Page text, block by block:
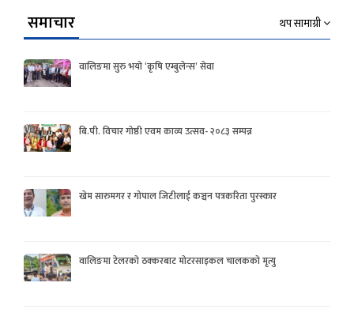
समाचार थप सामाग्री
वालिङमा सुरु भयो ‘कृषि एम्बुलेन्स’ सेवा
बि.पी. विचार गोष्ठी एवम काव्य उत्सव- २०८३ सम्पन्न
खेम सारुमगर र गोपाल जिटीलाई कञ्चन पत्रकरिता पुरस्कार
वालिङमा टेलरको ठक्करबाट मोटरसाइकल चालकको मृत्यु